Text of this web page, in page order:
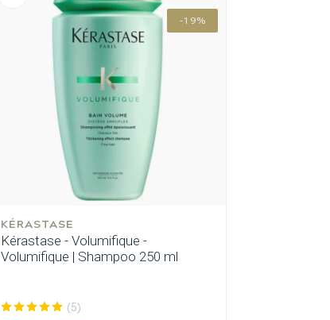
-19%
KÉRASTASE
Kérastase - Volumifique -
Volumifique | Shampoo 250 ml
(5)